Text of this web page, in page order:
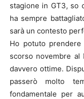
stagione in GT3, so
ha sempre
sarà un contesto
Ho potuto
scorso novembre
davvero ottime.
passerò molto
fondamentale per